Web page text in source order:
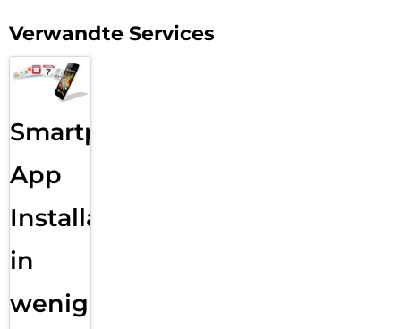
Verwandte Services
Smartphone
App
Installation
in
wenigen